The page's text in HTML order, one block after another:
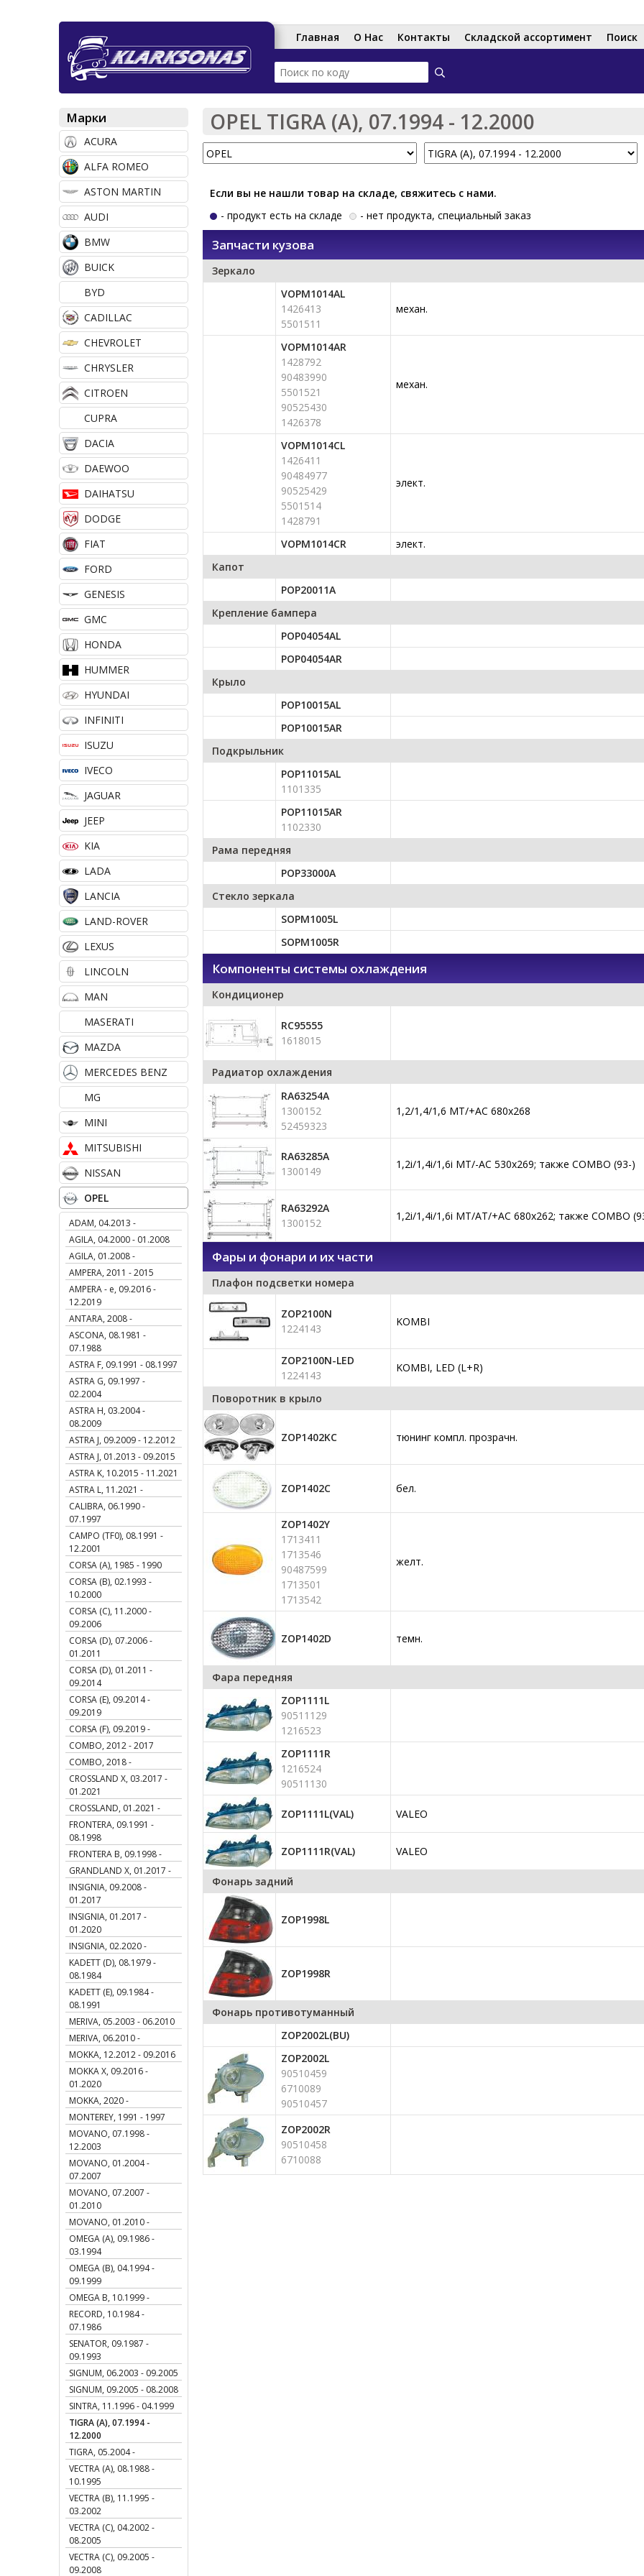
основному
содержанию
Г
л
а
в
н
о
е
м
е
н
Главная О Нас Контакты Складской ассортимент Поиск
OPEL TIGRA (A), 07.1994 - 12.2000
Если вы не нашли товар на складе, свяжитесь с нами.
- продукт есть на складе
- нет продукта, специальный заказ
Запчасти кузова
Зеркало
VOPM1014AL
1426413
5501511
механ.
VOPM1014AR
1428792
90483990
5501521
90525430
1426378
механ.
VOPM1014CL
1426411
90484977
90525429
5501514
1428791
элект.
VOPM1014CR
элект.
Капот
POP20011A
Крепление бампера
POP04054AL
POP04054AR
Крыло
POP10015AL
POP10015AR
Подкрыльник
POP11015AL
1101335
POP11015AR
1102330
Рама передняя
POP33000A
Стекло зеркала
SOPM1005L
SOPM1005R
Компоненты системы охлаждения
Кондиционер
RC95555
1618015
Радиатор охлаждения
RA63254A
1300152
52459323
1,2/1,4/1,6 MT/+AC 680x268
RA63285A
1300149
1,2i/1,4i/1,6i MT/-AC 530x269; также COMBO (93-)
RA63292A
1300152
1,2i/1,4i/1,6i MT/AT/+AC 680x262; также COMBO
Фары и фонари и их части
Плафон подсветки номера
ZOP2100N
1224143
KOMBI
ZOP2100N-LED
1224143
KOMBI, LED (L+R)
Поворотник в крыло
ZOP1402KC тюнинг компл. прозрачн.
ZOP1402C бел.
ZOP1402Y
1713411
1713546
90487599
1713501
1713542
желт.
ZOP1402D темн.
Фара передняя
ZOP1111L
90511129
1216523
ZOP1111R
1216524
90511130
ZOP1111L(VAL) VALEO
ZOP1111R(VAL) VALEO
Фонарь задний
ZOP1998L
ZOP1998R
Фонарь противотуманный
ZOP2002L(BU)
ZOP2002L
90510459
6710089
90510457
ZOP2002R
90510458
6710088
Марки
ACURA
ALFA ROMEO
ASTON MARTIN
AUDI
BMW
BUICK
BYD
CADILLAC
CHEVROLET
CHRYSLER
CITROEN
CUPRA
DACIA
DAEWOO
DAIHATSU
DODGE
FIAT
FORD
GENESIS
GMC
HONDA
HUMMER
HYUNDAI
INFINITI
ISUZU
IVECO
JAGUAR
JEEP
KIA
LADA
LANCIA
LAND-ROVER
LEXUS
LINCOLN
MAN
MASERATI
MAZDA
MERCEDES BENZ
MG
MINI
MITSUBISHI
NISSAN
OPEL
ADAM, 04.2013 -
AGILA, 04.2000 - 01.2008
AGILA, 01.2008 -
AMPERA, 2011 - 2015
AMPERA - e, 09.2016 -
12.2019
ANTARA, 2008 -
ASCONA, 08.1981 -
07.1988
ASTRA F, 09.1991 - 08.1997
ASTRA G, 09.1997 -
02.2004
ASTRA H, 03.2004 -
08.2009
ASTRA J, 09.2009 - 12.2012
ASTRA J, 01.2013 - 09.2015
ASTRA K, 10.2015 - 11.2021
ASTRA L, 11.2021 -
CALIBRA, 06.1990 -
07.1997
CAMPO (TF0), 08.1991 -
12.2001
CORSA (A), 1985 - 1990
CORSA (B), 02.1993 -
10.2000
CORSA (C), 11.2000 -
09.2006
CORSA (D), 07.2006 -
01.2011
CORSA (D), 01.2011 -
09.2014
CORSA (E), 09.2014 -
09.2019
CORSA (F), 09.2019 -
COMBO, 2012 - 2017
COMBO, 2018 -
CROSSLAND X, 03.2017 -
01.2021
CROSSLAND, 01.2021 -
FRONTERA, 09.1991 -
08.1998
FRONTERA B, 09.1998 -
GRANDLAND X, 01.2017 -
INSIGNIA, 09.2008 -
01.2017
INSIGNIA, 01.2017 -
01.2020
INSIGNIA, 02.2020 -
KADETT (D), 08.1979 -
08.1984
KADETT (E), 09.1984 -
08.1991
MERIVA, 05.2003 - 06.2010
MERIVA, 06.2010 -
MOKKA, 12.2012 - 09.2016
MOKKA X, 09.2016 -
01.2020
MOKKA, 2020 -
MONTEREY, 1991 - 1997
MOVANO, 07.1998 -
12.2003
MOVANO, 01.2004 -
07.2007
MOVANO, 07.2007 -
01.2010
MOVANO, 01.2010 -
OMEGA (A), 09.1986 -
03.1994
OMEGA (B), 04.1994 -
09.1999
OMEGA B, 10.1999 -
RECORD, 10.1984 -
07.1986
SENATOR, 09.1987 -
09.1993
SIGNUM, 06.2003 - 09.2005
SIGNUM, 09.2005 - 08.2008
SINTRA, 11.1996 - 04.1999
TIGRA (A), 07.1994 -
12.2000
TIGRA, 05.2004 -
VECTRA (A), 08.1988 -
10.1995
VECTRA (B), 11.1995 -
03.2002
VECTRA (C), 04.2002 -
08.2005
VECTRA (C), 09.2005 -
09.2008